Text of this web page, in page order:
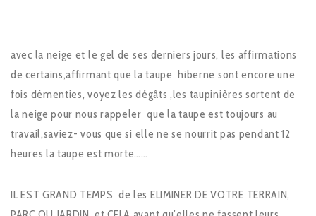
avec la neige et le gel de ses derniers jours, les affirmations
de certains,affirmant que la taupe hiberne sont encore une
fois démenties, voyez les dégâts ,les taupinières sortent de
la neige pour nous rappeler que la taupe est toujours au
travail,saviez- vous que si elle ne se nourrit pas pendant 12
heures la taupe est morte……
IL EST GRAND TEMPS de les ELIMINER DE VOTRE TERRAIN,